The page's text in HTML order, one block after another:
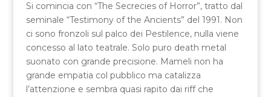
Si comincia con “The Secrecies of Horror”, tratto dal
seminale “Testimony of the Ancients” del 1991. Non
ci sono fronzoli sul palco dei Pestilence, nulla viene
concesso al lato teatrale. Solo puro death metal
suonato con grande precisione. Mameli non ha
grande empatia col pubblico ma catalizza
l’attenzione e sembra quasi rapito dai riff che